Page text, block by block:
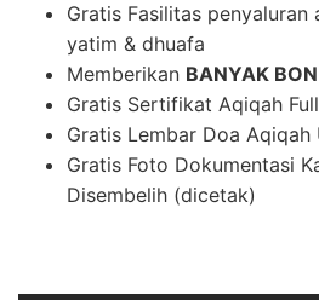
Gratis Fasilitas penyaluran
yatim & dhuafa
Memberikan BANYAK
Gratis Sertifikat Aqiqah
Gratis Lembar Doa Aqiqah
Gratis Foto Dokumentasi
Disembelih (dicetak)